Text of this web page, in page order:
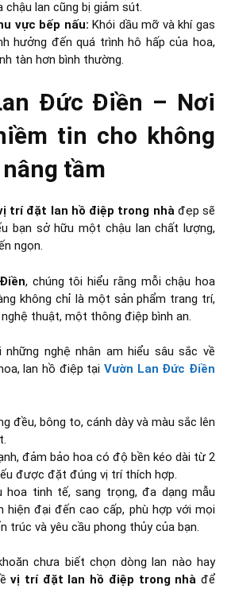
chậu lan cũng bị giảm sút.
vực bếp nấu: Khói dầu mỡ và khí gas
hưởng đến quá trình hô hấp của hoa,
tàn hơn bình thường.
Đức Điền – Nơi
tin cho không
tầm
trí đặt lan hồ điệp trong nhàđẹp sẽ
bạn sở hữu một chậu lan chất lượng,
ngọn.
, chúng tôi hiểu rằng mỗi chậu hoa
không chỉ là một sản phẩm trang trí,
thuật, một thông điệp bình an.
nghệ nhân am hiểu sâu sắc về
lan hồ điệp tại Vườn Lan Đức Điền
đều, bông to, cánh dày và màu sắc lên
đảm bảo hoa có độ bền kéo dài từ 2
được đặt đúng vị trí thích hợp.
hoa tinh tế, sang trọng, đa dạng mẫu
hiện đại đến cao cấp, phù hợp với mọi
trúc và yêu cầu phong thủy của bạn.
chưa biết chọn dòng lan nào hay
vị trí đặt lan hồ điệp trong nhà để